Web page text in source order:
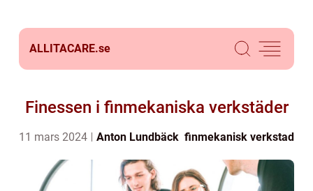
ALLITACARE.se
Finessen i finmekaniska verkstäder
11 mars 2024 Anton Lundbäck finmekanisk verkstad